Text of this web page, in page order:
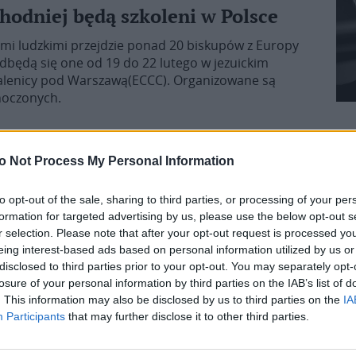
Not Process My Personal Information
opt-out of the sale, sharing to third parties, or processing of your
for targeted advertising by us, please use the below opt-out
selection. Please note that after your opt-out request is processed
interest-based ads based on personal information utilized by us
to third parties prior to your opt-out. You may separately
of your personal information by third parties on the IAB’s list of
This information may also be disclosed by us to third parties on the
Participants that may further disclose it to other third parties.
będą szkoleni w Polsce
ludzkimi przejdzie ponad 20 biskupów z Europy
się one od 19 do 22 lutego w jezuickim
pod Warszawą(ECCC). Organizowane są
3 4 5